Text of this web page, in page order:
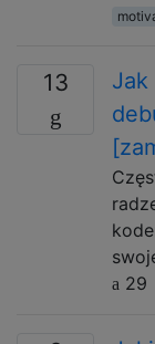
13
Jak
29